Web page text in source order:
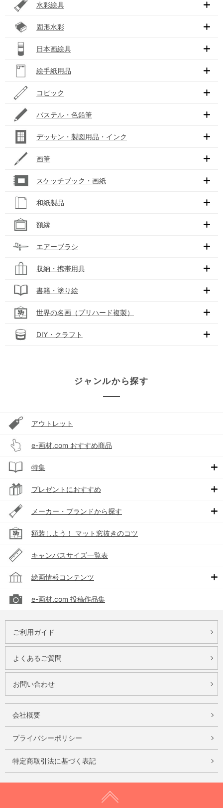
水彩絵具
固形水彩
日本画絵具
絵手紙用品
コピック
パステル・色鉛筆
デッサン・製図用品・インク
画筆
スケッチブック・画紙
和紙製品
額縁
エアーブラシ
収納・携帯用具
書籍・塗り絵
世界の名画（プリハード複製）
DIY・クラフト
ジャンルから探す
アウトレット
e-画材.com おすすめ商品
特集
プレゼントにおすすめ
メーカー・ブランドから探す
額装しよう！ マット窓抜きのコツ
キャンバスサイズ一覧表
絵画情報コンテンツ
e-画材.com 投稿作品集
ご利用ガイド
よくあるご質問
お問い合わせ
会社概要
プライバシーポリシー
特定商取引法に基づく表記